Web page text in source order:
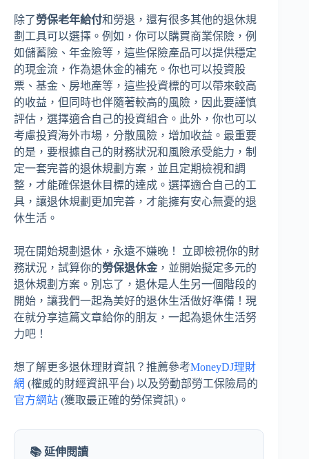
除了勞保老年給付和勞退，還有很多其他的退休規
劃工具可以選擇。例如，你可以購買商業保險，例
如儲蓄險、年金險等，這些保險產品可以提供穩定
的現金流，作為退休金的補充。你也可以投資股
票、基金、房地產等，這些投資標的可以帶來較高
的收益，但同時也伴隨著較高的風險，因此要謹慎
評估，選擇適合自己的投資組合。此外，你也可以
考慮投資海外市場，分散風險，增加收益。最重要
的是，要根據自己的財務狀況和風險承受能力，制
定一套完善的退休規劃方案，並且定期檢視和調
整，才能確保退休目標的達成。選擇適合自己的工
具，讓退休規劃更加完善，才能擁有安心無憂的退
休生活。
現在開始規劃退休，永遠不嫌晚！ 立即檢視你的財
務狀況，試算你的勞保退休金 ，並開始擬定多元的
退休規劃方案。別忘了，退休是人生另一個階段的
開始，讓我們一起為美好的退休生活做好準備！現
在就分享這篇文章給你的朋友，一起為退休生活努
力吧！
想了解更多退休理財資訊？推薦參考MoneyDJ理財
網 (權威的財經資訊平台) 以及勞動部勞工保險局的
官方網站 (獲取最正確的勞保資訊)。
📚 延伸閱讀